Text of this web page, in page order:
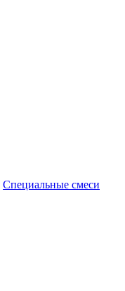
Специальные смеси